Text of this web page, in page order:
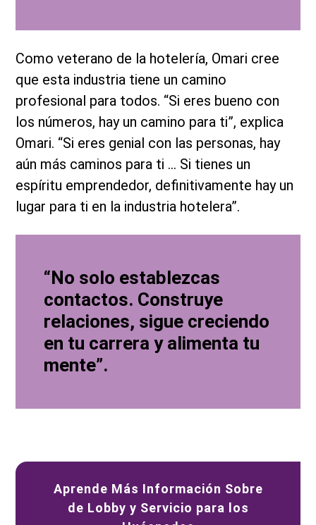
Como veterano de la hotelería, Omari cree
que esta industria tiene un camino
profesional para todos. “Si eres bueno con
los números, hay un camino para ti”, explica
Omari. “Si eres genial con las personas, hay
aún más caminos para ti … Si tienes un
espíritu emprendedor, definitivamente hay un
lugar para ti en la industria hotelera”.
“No solo establezcas
contactos. Construye
relaciones, sigue creciendo
en tu carrera y alimenta tu
mente”.
Aprende Más Información Sobre
de Lobby y Servicio para los